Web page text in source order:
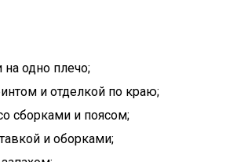
на одно плечо;
и отделкой по краю;
сборками и поясом;
и оборками;